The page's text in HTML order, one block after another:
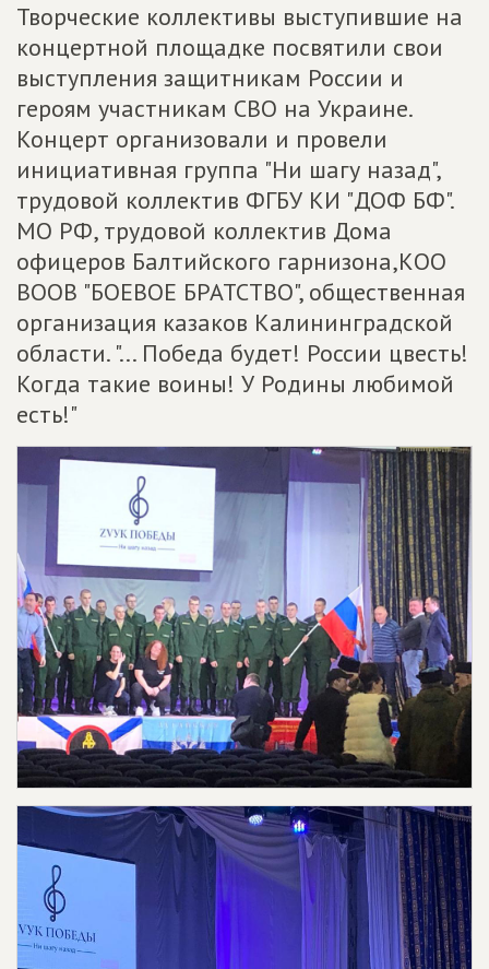
Творческие коллективы выступившие на
концертной площадке посвятили свои
выступления защитникам России и
героям участникам СВО на Украине.
Концерт организовали и провели
инициативная группа "Ни шагу назад",
трудовой коллектив ФГБУ КИ "ДОФ БФ".
МО РФ, трудовой коллектив Дома
офицеров Балтийского гарнизона,КОО
ВООВ "БОЕВОЕ БРАТСТВО", общественная
организация казаков Калининградской
области. "... Победа будет! России цвесть!
Когда такие воины! У Родины любимой
есть!"